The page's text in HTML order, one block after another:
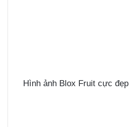
Hình ảnh Blox Fruit cực đẹp